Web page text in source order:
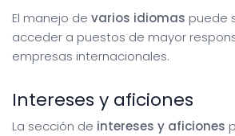
El manejo de varios idiomas puede
acceder a puestos de mayor
empresas internacionales.
Intereses y aficiones
La sección de intereses y aficiones